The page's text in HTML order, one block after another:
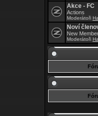
Akce - FC
Actions
Moderátoři
Noví
New
Moderátoři